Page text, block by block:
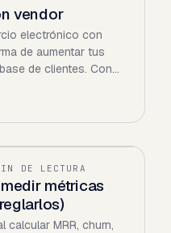
vendor
electrónico con
de aumentar tus
de clientes. Con
DE LECTURA
métricas
calcular MRR, churn,